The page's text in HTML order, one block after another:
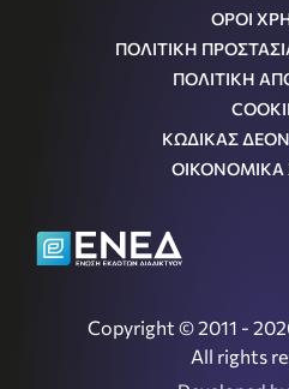
ΟΡΟΙ
ΠΟΛΙΤΙΚΗ
ΠΟΛΙΤΙΚΗ
ΚΩΔΙΚΑΣ
ΟΙΚΟΝΟΜΙΚΑ
Copyright © 2011 -
All rights